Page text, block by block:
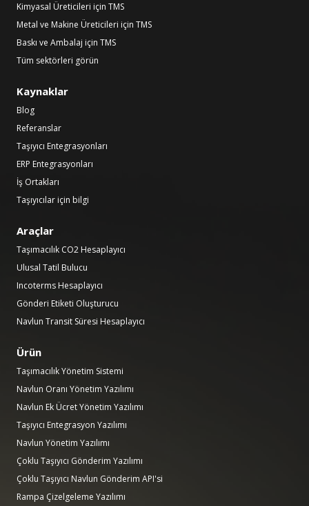
Kimyasal Üreticileri için TMS
Metal ve Makine Üreticileri için TMS
Baskı ve Ambalaj için TMS
Tüm sektörleri görün
Kaynaklar
Blog
Referanslar
Taşıyıcı Entegrasyonları
ERP Entegrasyonları
İş Ortakları
Taşıyıcılar için bilgi
Araçlar
Taşımacılık CO2 Hesaplayıcı
Ulusal Tatil Bulucu
Incoterms Hesaplayıcı
Gönderi Etiketi Oluşturucu
Navlun Transit Süresi Hesaplayıcı
Ürün
Taşımacılık Yönetim Sistemi
Navlun Oranı Yönetim Yazılımı
Navlun Ek Ücret Yönetim Yazılımı
Taşıyıcı Entegrasyon Yazılımı
Navlun Yönetim Yazılımı
Çoklu Taşıyıcı Gönderim Yazılımı
Çoklu Taşıyıcı Navlun Gönderim API'si
Rampa Çizelgeleme Yazılımı